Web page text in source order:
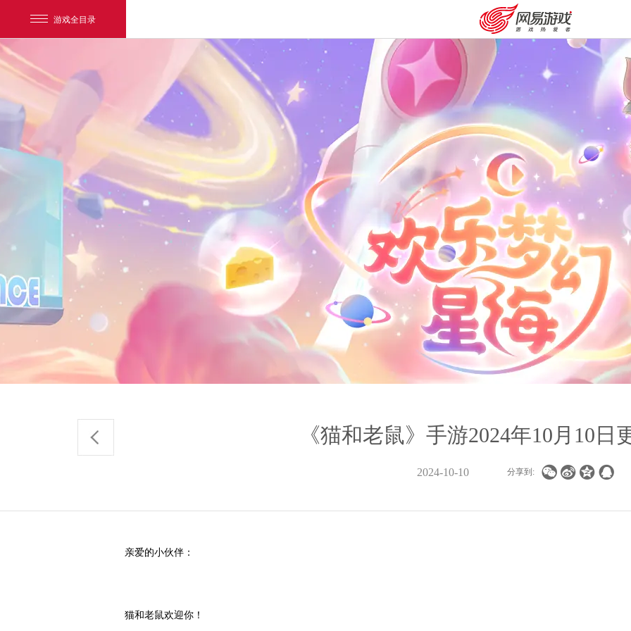
游戏全目录
网易游戏
游戏爱好者
猫和老鼠官方手游
安卓充值 客服中心
《猫和老鼠》手游2024年10月10日
2024-10-10 分享到:    
亲爱的小伙伴：
猫和老鼠欢迎你！